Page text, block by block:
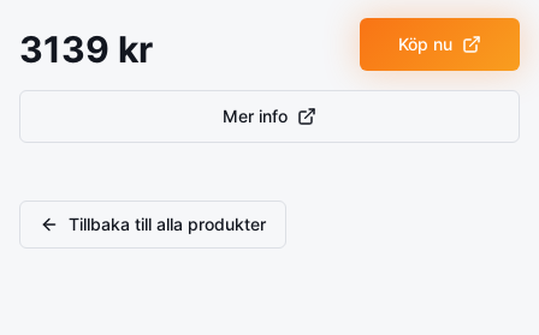
3139 kr Köp nu
Mer info
Tillbaka till alla produkter